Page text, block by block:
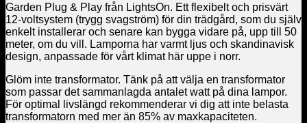
Garden Plug & Play från LightsOn. Ett flexibelt och prisvärt
12-voltsystem (trygg svagström) för din trädgård, som du själv
enkelt installerar och senare kan bygga vidare på, upp till 50
meter, om du vill. Lamporna har varmt ljus och skandinavisk
design, anpassade för vårt klimat här uppe i norr.
Glöm inte transformator. Tänk på att välja en transformator
som passar det sammanlagda antalet watt på dina lampor.
För optimal livslängd rekommenderar vi dig att inte belasta
transformatorn med mer än 85% av maxkapaciteten.